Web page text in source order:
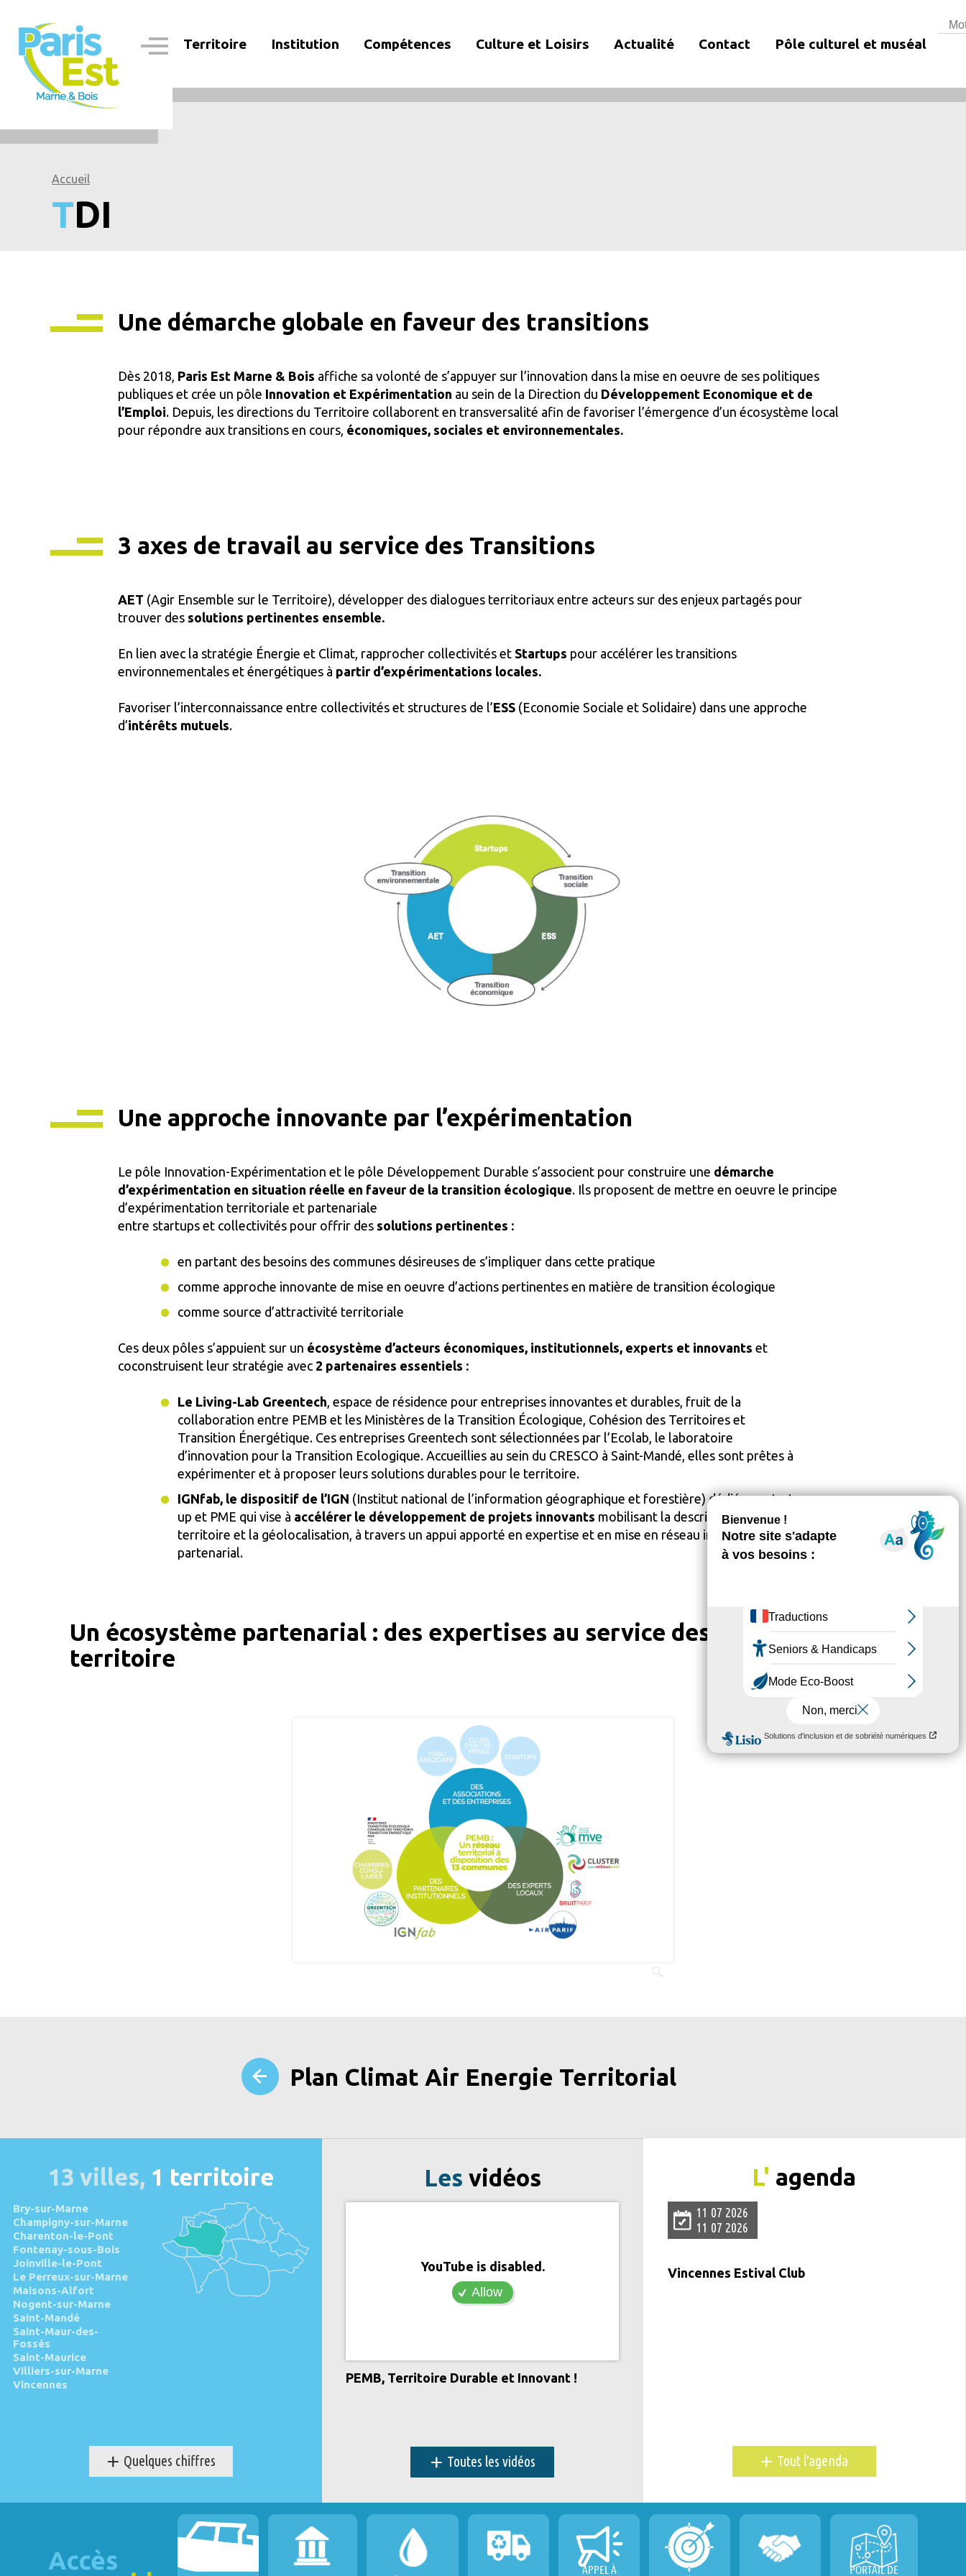
contenu
principal
Navigation
Territoire Institution Compétences Culture et Loisirs Actualité Contact Pôle culturel et muséal
Accueil
TDI
Une démarche globale en faveur des transitions
Dès 2018, Paris Est Marne & Bois affiche sa volonté de s’appuyer sur l’innovation dans la mise en oeuvre de ses politiques
publiques et crée un pôle Innovation et Expérimentation au sein de la Direction du Développement Economique et de
l’Emploi. Depuis, les directions du Territoire collaborent en transversalité afin de favoriser l’émergence d’un écosystème local
pour répondre aux transitions en cours, économiques, sociales et environnementales.
3 axes de travail au service des Transitions
AET (Agir Ensemble sur le Territoire), développer des dialogues territoriaux entre acteurs sur des enjeux partagés pour
trouver des solutions pertinentes ensemble.
En lien avec la stratégie Énergie et Climat, rapprocher collectivités et Startups pour accélérer les transitions
environnementales et énergétiques à partir d’expérimentations locales.
Favoriser l’interconnaissance entre collectivités et structures de l’ESS (Economie Sociale et Solidaire) dans une approche
d’intérêts mutuels.
Une approche innovante par l’expérimentation
Le pôle Innovation-Expérimentation et le pôle Développement Durable s’associent pour construire une démarche
d’expérimentation en situation réelle en faveur de la transition écologique. Ils proposent de mettre en oeuvre le principe
d’expérimentation territoriale et partenariale
entre startups et collectivités pour offrir des solutions pertinentes :
en partant des besoins des communes désireuses de s’impliquer dans cette pratique
comme approche innovante de mise en oeuvre d’actions pertinentes en matière de transition écologique
comme source d’attractivité territoriale
Ces deux pôles s’appuient sur un écosystème d’acteurs économiques, institutionnels, experts et innovants et
coconstruisent leur stratégie avec 2 partenaires essentiels :
Le Living-Lab Greentech, espace de résidence pour entreprises innovantes et durables, fruit de la
collaboration entre PEMB et les Ministères de la Transition Écologique, Cohésion des Territoires et
Transition Énergétique. Ces entreprises Greentech sont sélectionnées par l’Ecolab, le laboratoire
d’innovation pour la Transition Ecologique. Accueillies au sein du CRESCO à Saint-Mandé, elles sont prêtes à
expérimenter et à proposer leurs solutions durables pour le territoire.
IGNfab, le dispositif de l’IGN (Institut national de l’information géographique et forestière) dédié aux start-
up et PME qui vise à accélérer le développement de projets innovants mobilisant la description du
territoire et la géolocalisation, à travers un appui apporté en expertise et en mise en réseau institutionnel et
partenarial.
Un écosystème partenarial : des expertises au service des villes du
territoire
Plan Climat Air Energie Territorial
13 villes, 1 territoire
Bry-sur-Marne
Champigny-sur-Marne
Charenton-le-Pont
Fontenay-sous-Bois
Joinville-le-Pont
Le Perreux-sur-Marne
Maisons-Alfort
Nogent-sur-Marne
Saint-Mandé
Saint-Maur-des-
Fossés
Saint-Maurice
Villiers-sur-Marne
Vincennes
+ Quelques chiffres
Les vidéos
YouTube is disabled.
Allow
PEMB, Territoire Durable et Innovant !
+ Toutes les vidéos
L' agenda
11 07 2026
11 07 2026
Vincennes Estival Club
+ Tout l'agenda
Accès APPEL À PORTAIL DE